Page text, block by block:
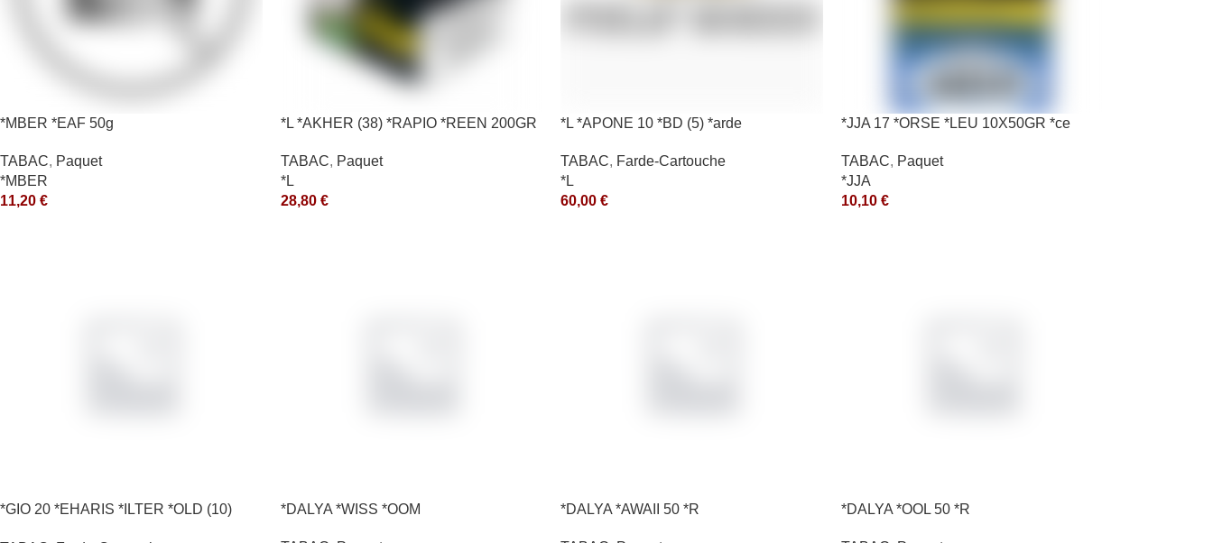
*MBER *EAF 50g
TABAC, Paquet
*MBER
11,20 €
*L *AKHER (38) *RAPIO *REEN 200GR
TABAC, Paquet
*L
28,80 €
*L *APONE 10 *BD (5) *arde
TABAC, Farde-Cartouche
*L
60,00 €
*JJA 17 *ORSE *LEU 10X50GR *ce
TABAC, Paquet
*JJA
10,10 €
*GIO 20 *EHARIS *ILTER *OLD (10)
*DALYA *WISS *OOM *DALYA *AWAII 50 *R *DALYA *OOL 50 *R